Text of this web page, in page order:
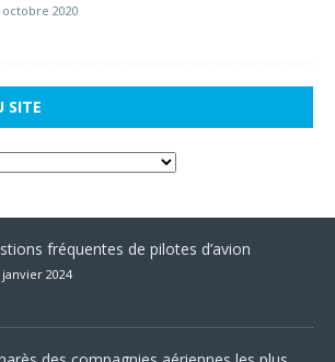
octobre 2020
SITE
fréquentes de pilotes d’avion
janvier 2024